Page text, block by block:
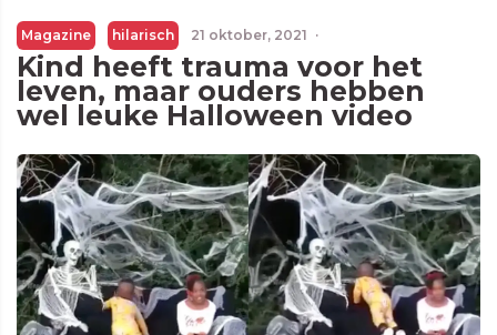
Magazine hilarisch 21 oktober, 2021 ·
Kind heeft trauma voor het
leven, maar ouders hebben
wel leuke Halloween video